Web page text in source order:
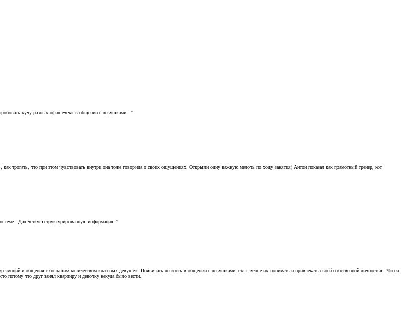
кучу разных «фишечек» в общении с девушками..."
трогать, что при этом чувствовать внутри она тоже говорида о своих ощущениях. Открыли одну важную мелочь по ходу занятия) Антон показал как грамотный тренер, кот
теме . Дал четкую структурированную информацию."
и общения с большим количеством классных девушек. Появилась легкость в общении с девушками, стал лучше их понимать и привлекать своей собственной личностью. Что я
потому что друг занял квартиру и девочку некуда было вести.